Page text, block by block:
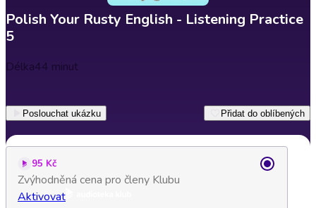
Polish Your Rusty English - Listening Practice
5
Délka44 minut
Poslouchat ukázku Přidat do oblíbených
95 Kč
Zvýhodněná cena pro členy Klubu
Aktivovat